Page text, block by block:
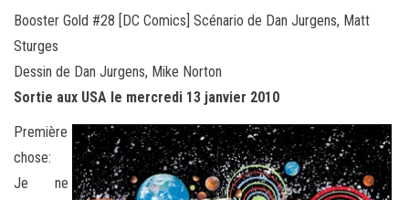
Booster Gold #28 [DC Comics] Scénario de Dan Jurgens, Matt
Sturges
Dessin de Dan Jurgens, Mike Norton
Sortie aux USA le mercredi 13 janvier 2010
Première
chose:
Je ne